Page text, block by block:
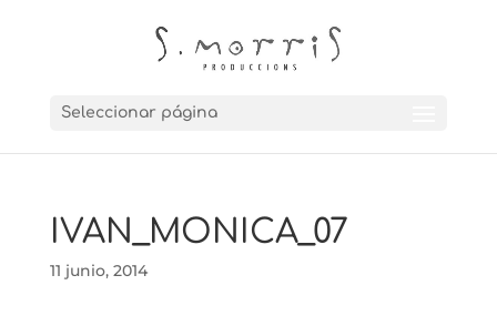
Seleccionar página
IVAN_MONICA_07
11 junio, 2014